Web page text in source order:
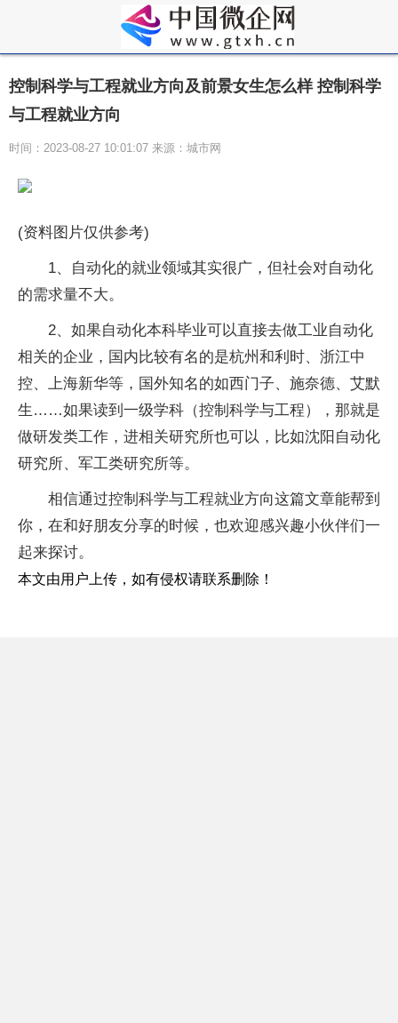
控制科学与工程就业方向及前景女生怎么样 控制科学
与工程就业方向
时间：2023-08-27 10:01:07 来源：城市网
(资料图片仅供参考)
1、自动化的就业领域其实很广，但社会对自动化
的需求量不大。
2、如果自动化本科毕业可以直接去做工业自动化
相关的企业，国内比较有名的是杭州和利时、浙江中
控、上海新华等，国外知名的如西门子、施奈德、艾默
生……如果读到一级学科（控制科学与工程），那就是
做研发类工作，进相关研究所也可以，比如沈阳自动化
研究所、军工类研究所等。
相信通过控制科学与工程就业方向这篇文章能帮到
你，在和好朋友分享的时候，也欢迎感兴趣小伙伴们一
起来探讨。
本文由用户上传，如有侵权请联系删除！